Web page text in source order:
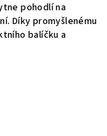
pohodlí na
Díky promyšlenému
balíčku a